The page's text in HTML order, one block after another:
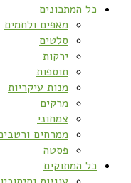
כל המתכונים
מאפים ולחמים
סלטים
ירקות
תוספות
מנות עיקריות
מרקים
צמחוני
ממרחים
פסטה
כל המתוקים